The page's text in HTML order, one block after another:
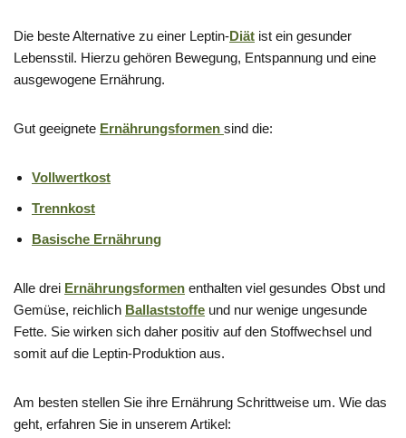
Die beste Alternative zu einer Leptin-Diät ist ein gesunder
Lebensstil. Hierzu gehören Bewegung, Entspannung und eine
ausgewogene Ernährung.
Gut geeignete Ernährungsformen sind die:
Vollwertkost
Trennkost
Basische Ernährung
Alle drei Ernährungsformen enthalten viel gesundes Obst und
Gemüse, reichlich Ballaststoffe und nur wenige ungesunde
Fette. Sie wirken sich daher positiv auf den Stoffwechsel und
somit auf die Leptin-Produktion aus.
Am besten stellen Sie ihre Ernährung Schrittweise um. Wie das
geht, erfahren Sie in unserem Artikel: